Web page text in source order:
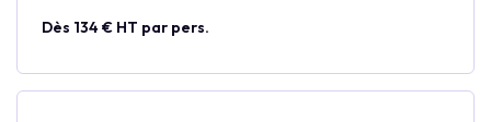
Dès 134 € HT par pers.